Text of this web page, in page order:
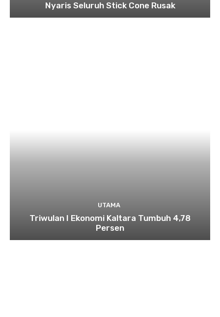
Nyaris Seluruh Stick Cone Rusak
UTAMA
Triwulan I Ekonomi Kaltara Tumbuh 4,78
Persen